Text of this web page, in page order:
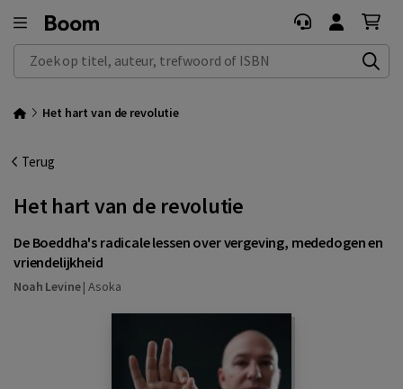
Zoek op titel, auteur, trefwoord of ISBN
Het hart van de revolutie
Terug
Het hart van de revolutie
De Boeddha's radicale lessen over vergeving, mededogen en
vriendelijkheid
Noah Levine|Asoka